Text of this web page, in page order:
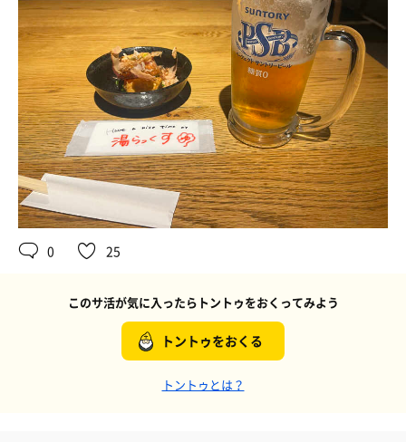
0 25
このサ活が気に入ったらトントゥをおくってみよう
トントゥをおくる
トントゥとは？